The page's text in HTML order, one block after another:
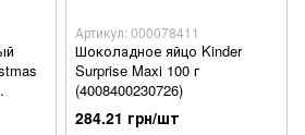
Артикул: 000078411
Шоколадное яйцо Kinder
Surprise Maxi 100 г
(4008400230726)
284.21 грн/шт